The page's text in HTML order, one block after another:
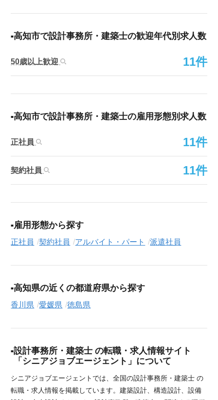
高知市で設計事務所・建築士の歓迎年代別求人数
50歳以上歓迎 11件
高知市で設計事務所・建築士の雇用形態別求人数
正社員 11件
契約社員 11件
雇用形態から探す
正社員 契約社員 アルバイト・パート 派遣社員
高知県の近くの都道府県から探す
香川県 愛媛県 徳島県
設計事務所・建築士 の転職・求人情報サイト
「シニアジョブエージェント」について
シニアジョブエージェントでは、全国の設計事務所・建築士 の
転職・求人情報を掲載しています。建築設計、構造設計、設備